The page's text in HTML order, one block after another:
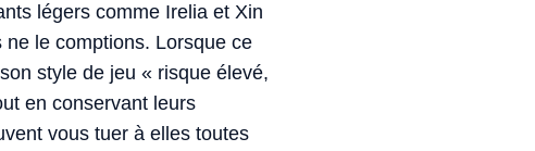
légers comme Irelia et Xin
le comptions. Lorsque ce
style de jeu « risque élevé,
en conservant leurs
vous tuer à elles toutes